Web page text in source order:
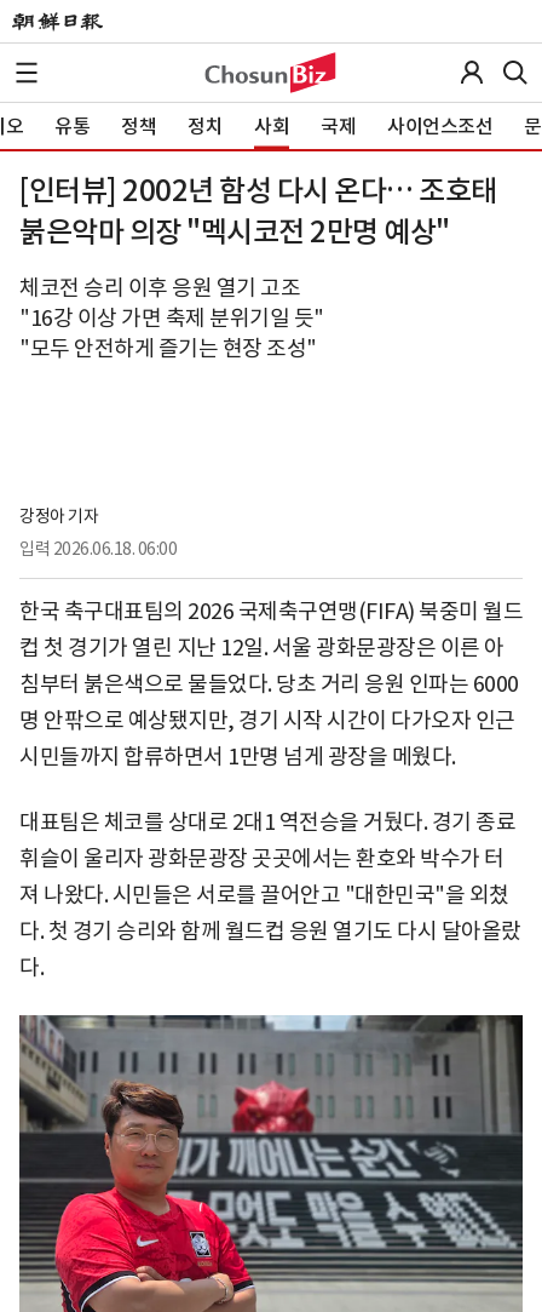
오 유통 정책 정치 사회 국제 사이언스조선
[인터뷰] 2002년 함성 다시 온다… 조호태
붉은악마 의장 "멕시코전 2만명 예상"
체코전 승리 이후 응원 열기 고조
"16강 이상 가면 축제 분위기일 듯"
"모두 안전하게 즐기는 현장 조성"
강정아 기자
입력 2026.06.18. 06:00
한국 축구대표팀의 2026 국제축구연맹(FIFA) 북중미 월드
컵 첫 경기가 열린 지난 12일. 서울 광화문광장은 이른 아
침부터 붉은색으로 물들었다. 당초 거리 응원 인파는 6000
명 안팎으로 예상됐지만, 경기 시작 시간이 다가오자 인근
시민들까지 합류하면서 1만명 넘게 광장을 메웠다.
대표팀은 체코를 상대로 2대1 역전승을 거뒀다. 경기 종료
휘슬이 울리자 광화문광장 곳곳에서는 환호와 박수가 터
져 나왔다. 시민들은 서로를 끌어안고 "대한민국"을 외쳤
다. 첫 경기 승리와 함께 월드컵 응원 열기도 다시 달아올랐
다.